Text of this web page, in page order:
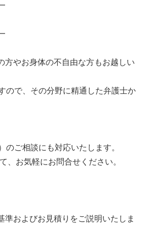
方やお身体の不自由な方もお越しい
ので、その分野に精通した弁護士か
のご相談にも対応いたします。
、お気軽にお問合せください。
およびお見積りをご説明いたしま